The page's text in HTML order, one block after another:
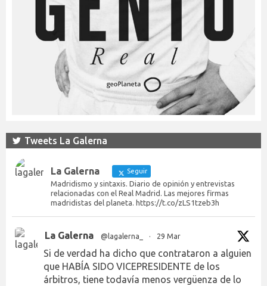
Tweets La Galerna
La Galerna Seguir
Madridismo y sintaxis. Diario de opinión y entrevistas
relacionadas con el Real Madrid. Las mejores firmas
madridistas del planeta. https://t.co/zLS1tzeb3h
La Galerna @lagalerna_ · 29 Mar
Si de verdad ha dicho que contrataron a alguien
que HABÍA SIDO VICEPRESIDENTE de los
árbitros, tiene todavía menos vergüenza de lo